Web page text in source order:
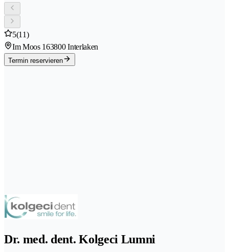
5(11)
Im Moos 163800 Interlaken
Termin reservieren
Dr. med. dent. Kolgeci Lumni